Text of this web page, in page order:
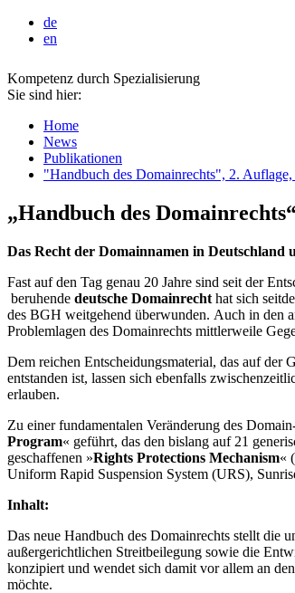
de
en
Kompetenz durch Spezialisierung
Sie sind hier:
Home
News
Publikationen
"Handbuch des Domainrechts", 2.
„Handbuch des
Das Recht der Domainnamen in Deutschland
Fast auf den Tag genau 20 Jahre sind seit der
beruhende deutsche Domainrecht hat sich
des BGH weitgehend überwunden. Auch in den
Problemlagen des Domainrechts mittlerweile
Dem reichen Entscheidungsmaterial, das auf der
entstanden ist, lassen sich ebenfalls
erlauben.
Zu einer fundamentalen Veränderung des
Program« geführt, das den bislang auf 21
geschaffenen »Rights Protections Mechanism«
Uniform Rapid Suspension System (URS),
Inhalt:
Das neue Handbuch des Domainrechts stellt die
außergerichtlichen Streitbeilegung sowie die
konzipiert und wendet sich damit vor allem an
möchte.